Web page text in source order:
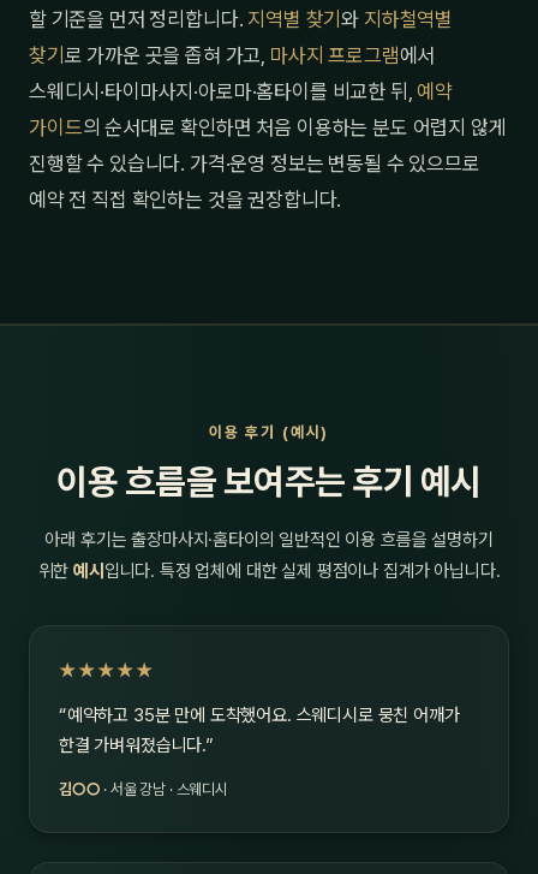
할 기준을 먼저 정리합니다. 지역별 찾기와 지하철역별
찾기 로 가까운 곳을 좁혀 가고, 마사지 프로그램에서
스웨디시·타이마사지·아로마·홈타이를 비교한 뒤, 예약
가이드의 순서대로 확인하면 처음 이용하는 분도 어렵지 않게
진행할 수 있습니다. 가격·운영 정보는 변동될 수 있으므로
예약 전 직접 확인하는 것을 권장합니다.
이용 후기 (예시)
이용 흐름을 보여주는 후기 예시
아래 후기는 출장마사지·홈타이의 일반적인 이용 흐름을 설명하기
위한예시 입니다. 특정 업체에 대한 실제 평점이나 집계가 아닙니다.
★★★★★
“예약하고 35분 만에 도착했어요. 스웨디시로 뭉친 어깨가
한결 가벼워졌습니다.”
김○○ · 서울 강남 · 스웨디시